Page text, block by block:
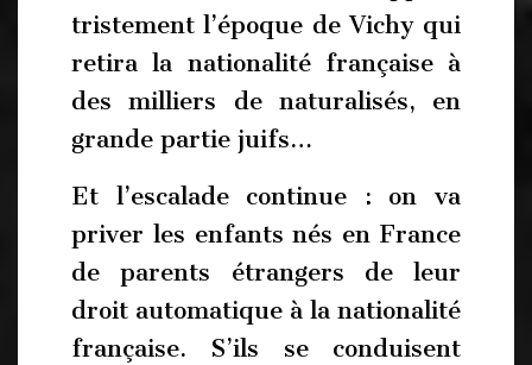
tristement l’époque de Vichy qui
retira la nationalité française à
des milliers de naturalisés, en
grande partie juifs…
Et l’escalade continue : on va
priver les enfants nés en France
de parents étrangers de leur
droit automatique à la nationalité
française. S’ils se conduisent